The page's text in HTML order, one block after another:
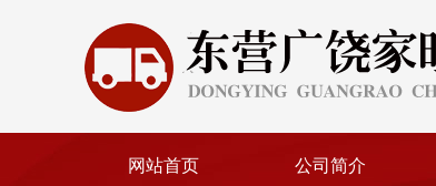
网站首页 公司简介